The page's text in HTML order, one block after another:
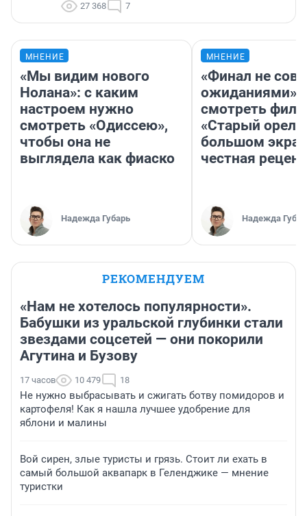
27 368 7
МНЕНИЕ
«Мы видим нового
Нолана»: с каким
настроем нужно
смотреть «Одиссею»,
чтобы она не
выглядела как фиаско
Надежда Губарь
МНЕНИЕ
«Финал не
ожиданиями»:
смотреть
«Старый орел»
большом
честная
Надежда
РЕКОМЕНДУЕМ
«Нам не хотелось популярности».
Бабушки из уральской глубинки стали
звездами соцсетей — они покорили
Агутина и Бузову
17 часов 10 479 18
Не нужно выбрасывать и сжигать ботву помидоров и
картофеля! Как я нашла лучшее удобрение для
яблони и малины
Вой сирен, злые туристы и грязь. Стоит ли ехать в
самый большой аквапарк в Геленджике — мнение
туристки